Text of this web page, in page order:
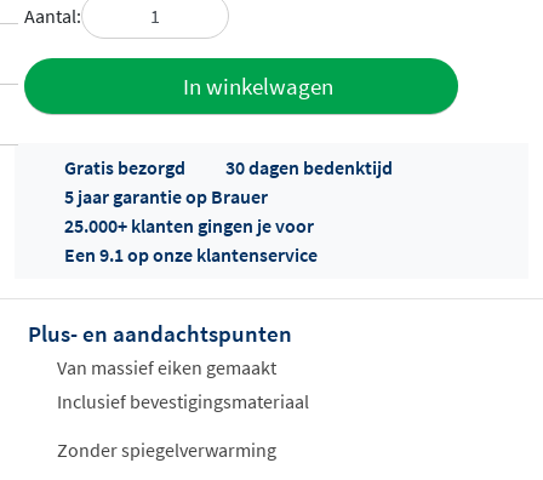
Aantal:
In winkelwagen
Offertes
ophalen...
Gratis bezorgd
30 dagen bedenktijd
5 jaar garantie op Brauer
25.000+ klanten gingen je voor
Een 9.1 op onze klantenservice
Plus- en aandachtspunten
Van massief eiken gemaakt
Inclusief bevestigingsmateriaal
Zonder spiegelverwarming